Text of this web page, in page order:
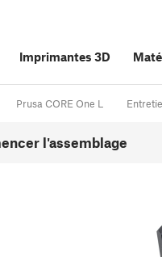
Imprimantes 3D
Prusa CORE One L
l'assemblage